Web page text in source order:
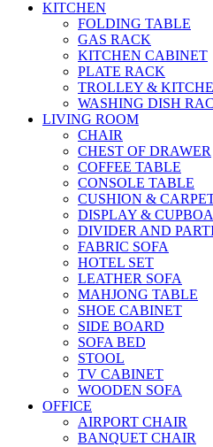
KITCHEN
FOLDING TABLE
GAS RACK
KITCHEN CABINET
PLATE RACK
TROLLEY &
WASHING DISH
LIVING ROOM
CHAIR
CHEST OF DRAWER
COFFEE TABLE
CONSOLE TABLE
CUSHION &
DISPLAY &
DIVIDER AND
FABRIC SOFA
HOTEL SET
LEATHER SOFA
MAHJONG TABLE
SHOE CABINET
SIDE BOARD
SOFA BED
STOOL
TV CABINET
WOODEN SOFA
OFFICE
AIRPORT CHAIR
BANQUET CHAIR